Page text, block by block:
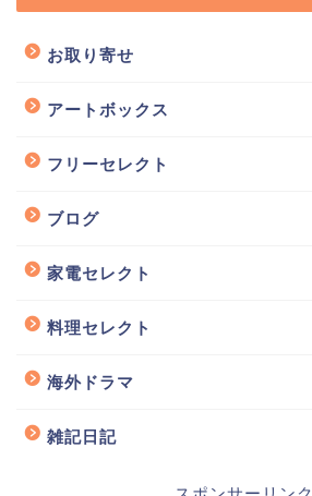
お取り寄せ
アートボックス
フリーセレクト
ブログ
家電セレクト
料理セレクト
海外ドラマ
雑記日記